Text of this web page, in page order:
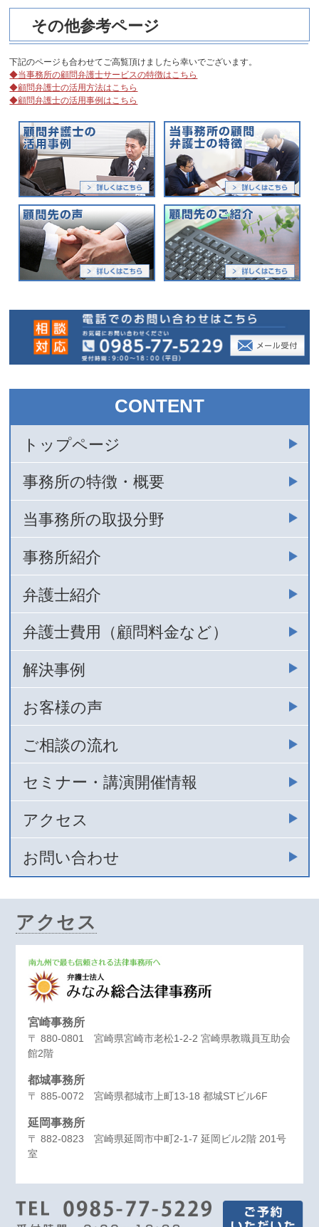
その他参考ページ
下記のページも合わせてご高覧頂けましたら幸いでございます。
◆当事務所の顧問弁護士サービスの特徴はこちら
◆顧問弁護士の活用方法はこちら
◆顧問弁護士の活用事例はこちら
CONTENT
トップページ
事務所の特徴・概要
当事務所の取扱分野
事務所紹介
弁護士紹介
弁護士費用（顧問料金など）
解決事例
お客様の声
ご相談の流れ
セミナー・講演開催情報
アクセス
お問い合わせ
アクセス
宮崎事務所
〒 880-0801 宮崎県宮崎市老松1-2-2 宮崎県教職員互助会
館2階
都城事務所
〒 885-0072 宮崎県都城市上町13-18 都城STビル6F
延岡事務所
〒 882-0823 宮崎県延岡市中町2-1-7 延岡ビル2階 201号
室